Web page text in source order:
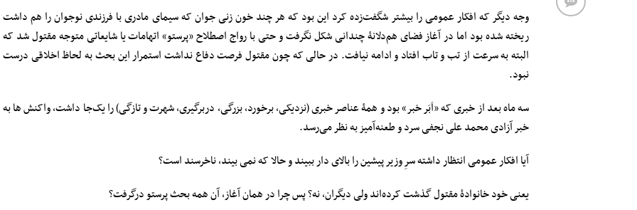
وجه دیگر که افکار عمومی را بیشتر شگفت‌زده کرد این بود که هر چند خون زنی جوان که سیمای مادری با فرزندی نوجوان را هم داشت
ریخته شده بود اما در آغاز فضای هم‌دلانۀ چندانی شکل نگرفت و حتی با رواج اصطلاح «پرستو» اتهامات یا شایعاتی متوجه مقتول شد که
البته به سرعت از تب و تاب افتاد و ادامه نیافت. در حالی که چون مقتول فرصت دفاع نداشت استمرار این بحث به لحاظ اخلاقی درست
نبود.
سه ماه بعد از خبری که «اَبَر خبر» بود و همۀ عناصر خبری (نزدیکی، برخورد، بزرگی، دربرگیری، شهرت و تازگی) را یک‌جا داشت، واکنش ها به
خبر آزادی محمد علی نجفی سرد و طعنه‌آمیز به نظر می‌رسد.
آیا افکار عمومی انتظار داشته سرِ وزیر پیشین را بالای دار ببیند و حالا که نمی بیند، ناخرسند است؟
یعنی خود خانوادۀ مقتول گذشت کرده‌اند ولی دیگران، نه؟ پس چرا در همان آغاز، آن همه بحث پرستو درگرفت؟